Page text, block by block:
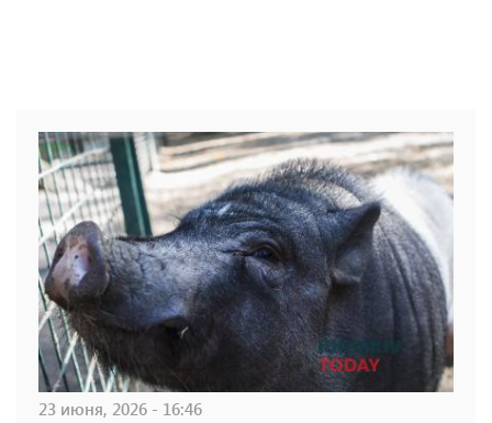
23 июня, 2026 - 16:46